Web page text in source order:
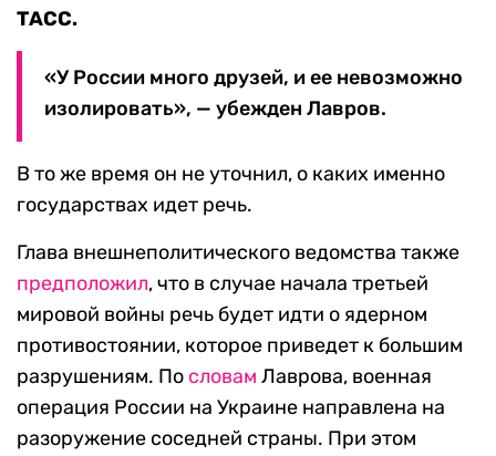
ТАСС.
«У России много друзей, и ее невозможно
изолировать», — убежден Лавров.
В то же время он не уточнил, о каких именно
государствах идет речь.
Глава внешнеполитического ведомства также
предположил, что в случае начала третьей
мировой войны речь будет идти о ядерном
противостоянии, которое приведет к большим
разрушениям. По словам Лаврова, военная
операция России на Украине направлена на
разоружение соседней страны. При этом